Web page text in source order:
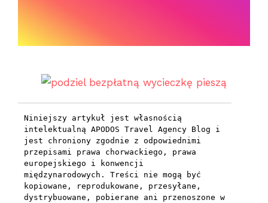
Niniejszy artykuł jest własnością
intelektualną APODOS Travel Agency Blog i
jest chroniony zgodnie z odpowiednimi
przepisami prawa chorwackiego, prawa
europejskiego i konwencji
międzynarodowych. Treści nie mogą być
kopiowane, reprodukowane, przesyłane,
dystrybuowane, pobierane ani przenoszone w